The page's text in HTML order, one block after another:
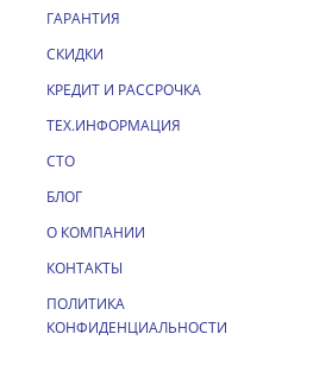
ГАРАНТИЯ
СКИДКИ
КРЕДИТ И РАССРОЧКА
ТЕХ.ИНФОРМАЦИЯ
СТО
БЛОГ
О КОМПАНИИ
КОНТАКТЫ
ПОЛИТИКА
КОНФИДЕНЦИАЛЬНОСТИ